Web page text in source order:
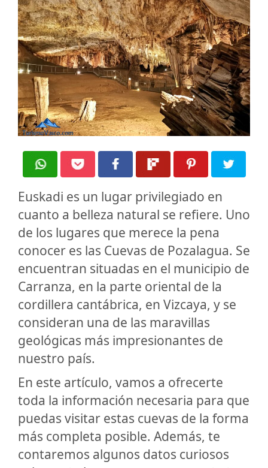
Euskadi es un lugar privilegiado en
cuanto a belleza natural se refiere. Uno
de los lugares que merece la pena
conocer es las Cuevas de Pozalagua. Se
encuentran situadas en el municipio de
Carranza, en la parte oriental de la
cordillera cantábrica, en Vizcaya, y se
consideran una de las maravillas
geológicas más impresionantes de
nuestro país.
En este artículo, vamos a ofrecerte
toda la información necesaria para que
puedas visitar estas cuevas de la forma
más completa posible. Además, te
contaremos algunos datos curiosos